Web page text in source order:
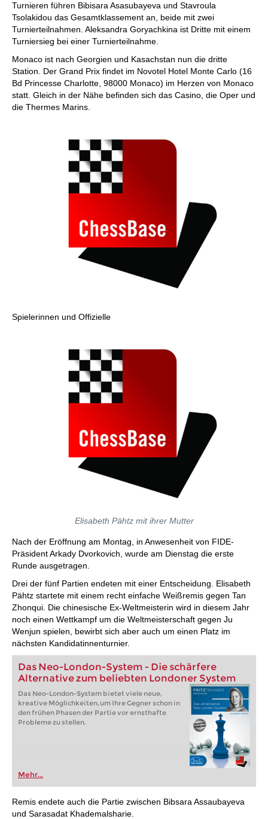
Turnieren führen Bibisara Asasubayeva und Stavroula
Tsolakidou das Gesamtklassement an, beide mit zwei
Turnierteilnahmen. Aleksandra Goryachkina ist Dritte mit einem
Turniersieg bei einer Turnierteilnahme.
Monaco ist nach Georgien und Kasachstan nun die dritte
Station. Der Grand Prix findet im Novotel Hotel Monte Carlo (16
Bd Princesse Charlotte, 98000 Monaco) im Herzen von Monaco
statt. Gleich in der Nähe befinden sich das Casino, die Oper und
die Thermes Marins.
Spielerinnen und Offizielle
Elisabeth Pähtz mit ihrer Mutter
Nach der Eröffnung am Montag, in Anwesenheit von FIDE-
Präsident Arkady Dvorkovich, wurde am Dienstag die erste
Runde ausgetragen.
Drei der fünf Partien endeten mit einer Entscheidung. Elisabeth
Pähtz startete mit einem recht einfache Weißremis gegen Tan
Zhonqui. Die chinesische Ex-Weltmeisterin wird in diesem Jahr
noch einen Wettkampf um die Weltmeisterschaft gegen Ju
Wenjun spielen, bewirbt sich aber auch um einen Platz im
nächsten Kandidatinnenturnier.
Das Neo-London-System - Die schärfere
Alternative zum beliebten Londoner System
Das Neo-London-System bietet viele neue,
kreative Möglichkeiten, um Ihre Gegner schon in
den frühen Phasen der Partie vor ernsthafte
Probleme zu stellen.
Mehr...
Remis endete auch die Partie zwischen Bibsara Assaubayeva
und Sarasadat Khademalsharie.